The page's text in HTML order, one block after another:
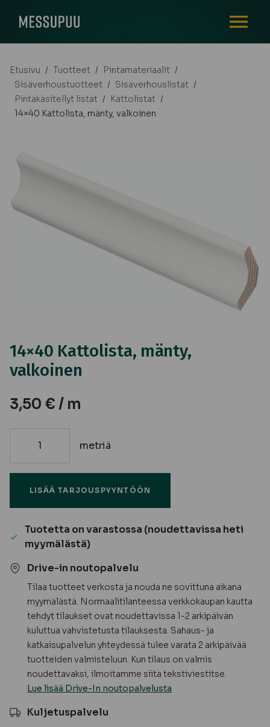
Etusivu / Tuotteet / Pintamateriaalit /
Sisäverhoustuotteet / Sisäverhouslistat /
Pintakäsitellyt listat / Kattolistat /
14×40 Kattolista, mänty, valkoinen
14×40 Kattolista, mänty,
valkoinen
3,50 € / m
valkoinen
määrä
metriä
LISÄÄ TARJOUSPYYNTÖÖN
Tuotetta on varastossa (noudettavissa heti
myymälästä)
Drive-in noutopalvelu
Tilaa tuotteet verkosta ja nouda ne sovittuna aikana
myymälästä. Normaalitilanteessa verkkokaupan kautta
tehdyt tilaukset ovat noudettavissa 1-2 arkipäivän
kuluttua vahvistetusta tilauksesta. Sahaus- ja
katkaisupalvelun yhteydessä tulee varata 2 arkipäivää
tuotteiden valmisteluun. Kun tilaus on valmis
noudettavaksi, ilmoitamme siitä tekstiviestitse.
Lue lisää Drive-In noutopalvelusta
Kuljetuspalvelu